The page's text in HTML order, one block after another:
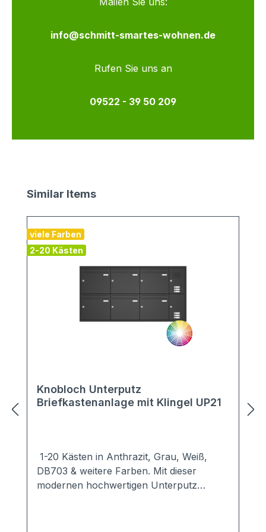
info@schmitt-smartes-wohnen.de
Rufen Sie uns an
09522 - 39 50 209
Produktgalerie überspringen
Similar Items
viele Farben
2-20 Kästen
Knobloch Unterputz
Briefkastenanlage mit Klingel UP21
1-20 Kästen in Anthrazit, Grau, Weiß,
DB703 & weitere Farben. Mit dieser
modernen hochwertigen Unterputz